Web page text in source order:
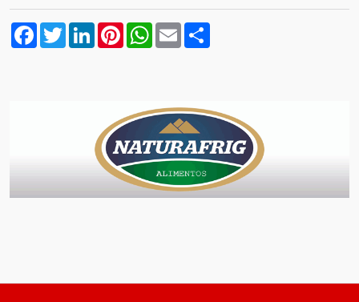
Facebook
TwitterLinkedInPinterestWhatsApp
Email